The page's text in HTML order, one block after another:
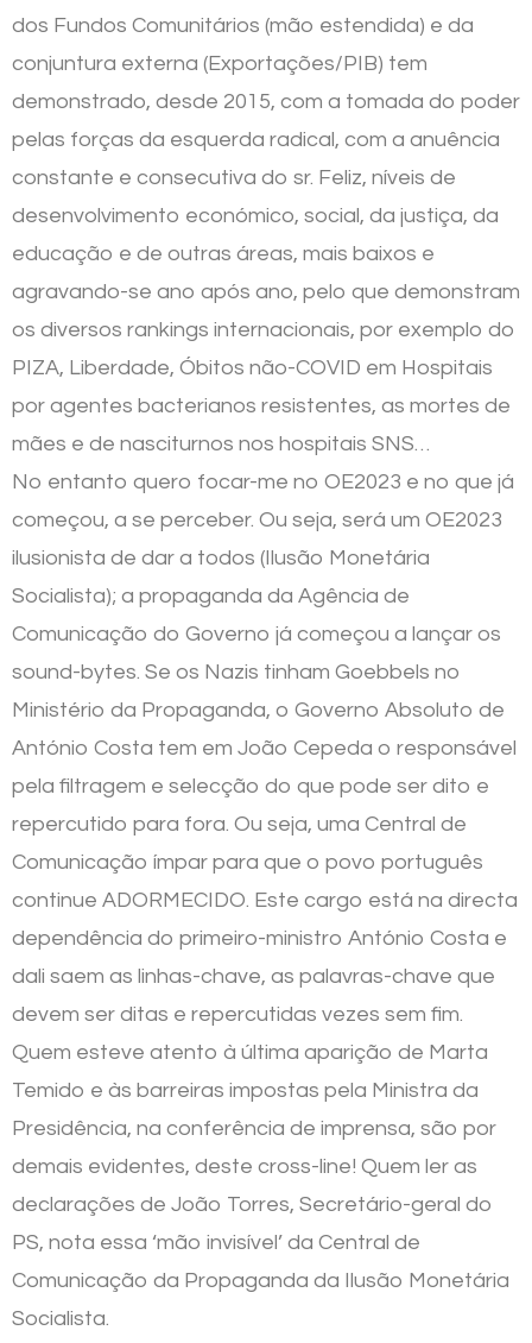
dos Fundos Comunitários (mão estendida) e da
conjuntura externa (Exportações/PIB) tem
demonstrado, desde 2015, com a tomada do poder
pelas forças da esquerda radical, com a anuência
constante e consecutiva do sr. Feliz, níveis de
desenvolvimento económico, social, da justiça, da
educação e de outras áreas, mais baixos e
agravando-se ano após ano, pelo que demonstram
os diversos rankings internacionais, por exemplo do
PIZA, Liberdade, Óbitos não-COVID em Hospitais
por agentes bacterianos resistentes, as mortes de
mães e de nasciturnos nos hospitais SNS…
No entanto quero focar-me no OE2023 e no que já
começou, a se perceber. Ou seja, será um OE2023
ilusionista de dar a todos (Ilusão Monetária
Socialista); a propaganda da Agência de
Comunicação do Governo já começou a lançar os
sound-bytes. Se os Nazis tinham Goebbels no
Ministério da Propaganda, o Governo Absoluto de
António Costa tem em João Cepeda o responsável
pela filtragem e selecção do que pode ser dito e
repercutido para fora. Ou seja, uma Central de
Comunicação ímpar para que o povo português
continue ADORMECIDO. Este cargo está na directa
dependência do primeiro-ministro António Costa e
dali saem as linhas-chave, as palavras-chave que
devem ser ditas e repercutidas vezes sem fim.
Quem esteve atento à última aparição de Marta
Temido e às barreiras impostas pela Ministra da
Presidência, na conferência de imprensa, são por
demais evidentes, deste cross-line! Quem ler as
declarações de João Torres, Secretário-geral do
PS, nota essa ‘mão invisível’ da Central de
Comunicação da Propaganda da Ilusão Monetária
Socialista.